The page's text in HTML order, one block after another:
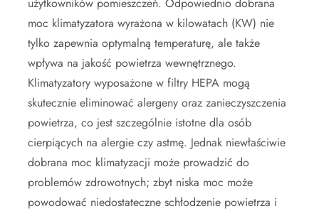
moc klimatyzatora wyrażona w kilowatach (KW) nie
tylko zapewnia optymalną temperaturę, ale także
wpływa na jakość powietrza wewnętrznego.
Klimatyzatory wyposażone w filtry HEPA mogą
skutecznie eliminować alergeny oraz zanieczyszczenia
powietrza, co jest szczególnie istotne dla osób
cierpiących na alergie czy astmę. Jednak niewłaściwie
dobrana moc klimatyzacji może prowadzić do
problemów zdrowotnych; zbyt niska moc może
powodować niedostateczne schłodzenie powietrza i